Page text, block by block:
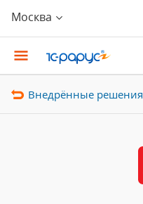
Москва
Внедрённые решения